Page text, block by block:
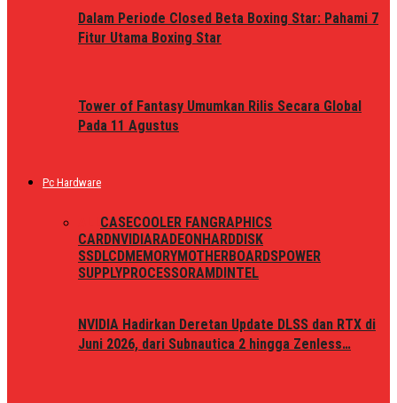
Dalam Periode Closed Beta Boxing Star: Pahami 7
Fitur Utama Boxing Star
Tower of Fantasy Umumkan Rilis Secara Global
Pada 11 Agustus
Pc Hardware
CASECOOLER FAN GRAPHICS
CARDNVIDIARADEON HARDDISK
SSDLCDMEMORYMOTHERBOARDSPOWER
SUPPLYPROCESSORAMD INTEL
NVIDIA Hadirkan Deretan Update DLSS dan RTX di
Juni 2026, dari Subnautica 2 hingga Zenless…